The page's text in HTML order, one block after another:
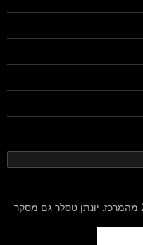
יונתן טסלר חובב ספורט ואקסטרים בן 25 מהמרכז. יונתן טסלר גם מסקר